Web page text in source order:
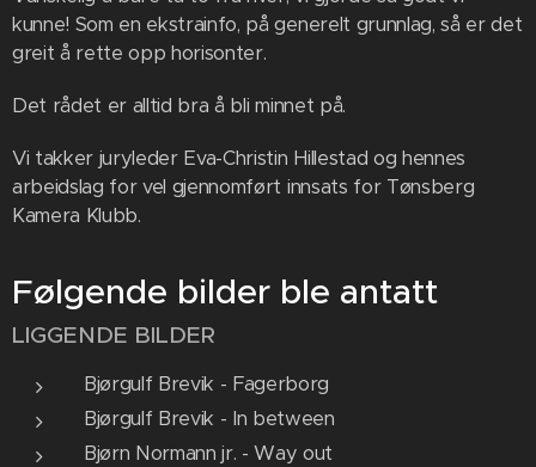
kunne! Som en ekstrainfo, på generelt grunnlag, så er det
greit å rette opp horisonter.
Det rådet er alltid bra å bli minnet på.
Vi takker juryleder Eva-Christin Hillestad og hennes
arbeidslag for vel gjennomført innsats for Tønsberg
Kamera Klubb.
Følgende bilder ble antatt
LIGGENDE BILDER
Bjørgulf Brevik - Fagerborg
Bjørgulf Brevik - In between
Bjørn Normann jr. - Way out